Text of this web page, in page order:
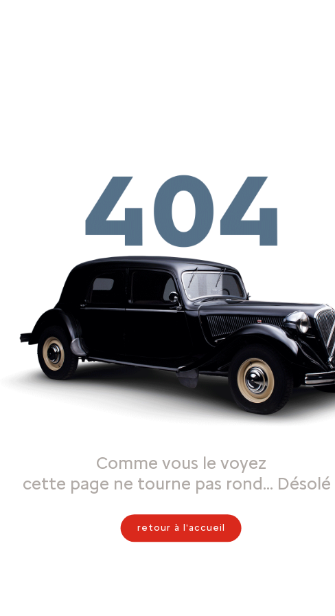
Comme vous le voyez
cette page ne tourne pas rond… Désolé
retour à l'accueil